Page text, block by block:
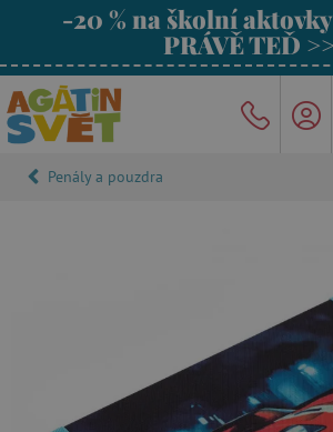
-20 % na školní
PRÁVĚ TEĎ >>
Penály a pouzdra